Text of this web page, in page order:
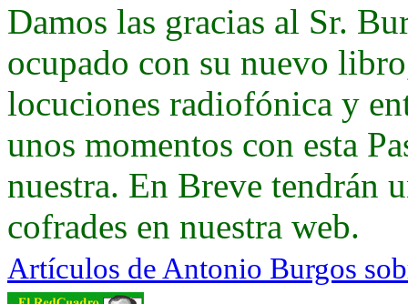
Damos las gracias al Sr.
ocupado con su nuevo
locuciones radiofónica y
unos momentos con esta
nuestra. En Breve tendrán
cofrades en nuestra web.
Artículos de Antonio Burgos